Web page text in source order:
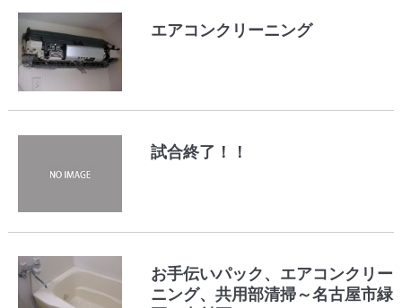
エアコンクリーニング
試合終了！！
お手伝いパック、エアコンクリー
ニング、共用部清掃～名古屋市緑